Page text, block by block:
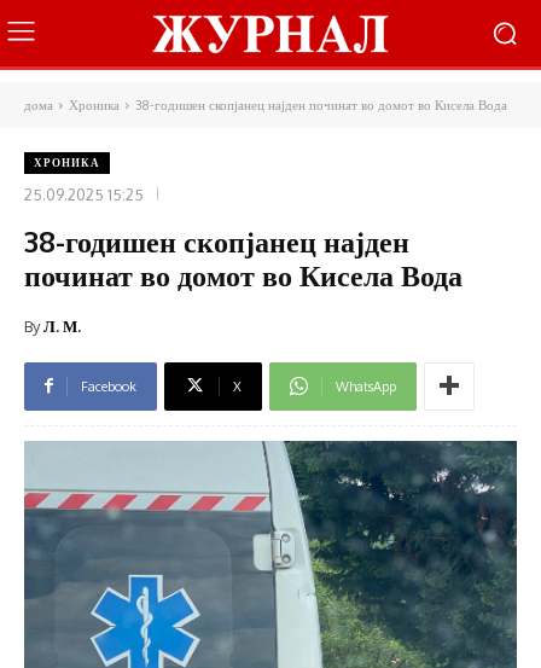
дома Хроника 38-годишен скопјанец најден починат во домот во Кисела Вода
ХРОНИКА
25.09.2025 15:25
38-годишен скопјанец најден
починат во домот во Кисела Вода
ByЛ. М.
Facebook X WhatsApp